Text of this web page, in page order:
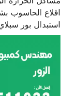
اقلاع الحاسوب
استبدال بور